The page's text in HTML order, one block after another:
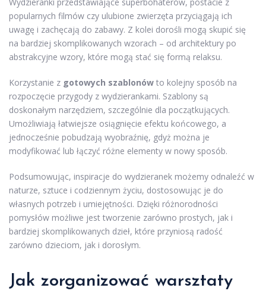
popularnych filmów czy ulubione zwierzęta przyciągają ich
uwagę i zachęcają do zabawy. Z kolei dorośli mogą skupić się
na bardziej skomplikowanych wzorach – od architektury po
abstrakcyjne wzory, które mogą stać się formą relaksu.
Korzystanie z gotowych szablonów to kolejny sposób na
rozpoczęcie przygody z wydzierankami. Szablony są
doskonałym narzędziem, szczególnie dla początkujących.
Umożliwiają łatwiejsze osiągnięcie efektu końcowego, a
jednocześnie pobudzają wyobraźnię, gdyż można je
modyfikować lub łączyć różne elementy w nowy sposób.
Podsumowując, inspiracje do wydzieranek możemy odnaleźć w
naturze, sztuce i codziennym życiu, dostosowując je do
własnych potrzeb i umiejętności. Dzięki różnorodności
pomysłów możliwe jest tworzenie zarówno prostych, jak i
bardziej skomplikowanych dzieł, które przyniosą radość
zarówno dzieciom, jak i dorosłym.
Jak zorganizować warsztaty